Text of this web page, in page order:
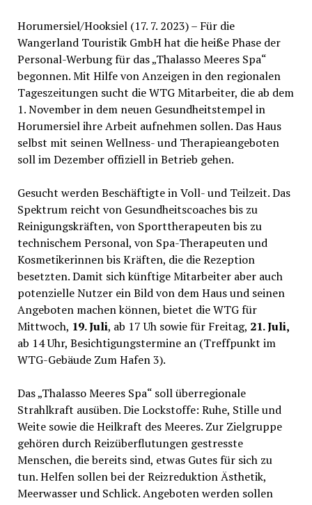
Horumersiel/Hooksiel (17. 7. 2023) – Für die
Wangerland Touristik GmbH hat die heiße Phase der
Personal-Werbung für das „Thalasso Meeres Spa“
begonnen. Mit Hilfe von Anzeigen in den regionalen
Tageszeitungen sucht die WTG Mitarbeiter, die ab dem
1. November in dem neuen Gesundheitstempel in
Horumersiel ihre Arbeit aufnehmen sollen. Das Haus
selbst mit seinen Wellness- und Therapieangeboten
soll im Dezember offiziell in Betrieb gehen.
Gesucht werden Beschäftigte in Voll- und Teilzeit. Das
Spektrum reicht von Gesundheitscoaches bis zu
Reinigungskräften, von Sporttherapeuten bis zu
technischem Personal, von Spa-Therapeuten und
Kosmetikerinnen bis Kräften, die die Rezeption
besetzten. Damit sich künftige Mitarbeiter aber auch
potenzielle Nutzer ein Bild von dem Haus und seinen
Angeboten machen können, bietet die WTG für
Mittwoch, 19. Juli, ab 17 Uh sowie für Freitag, 21. Juli,
ab 14 Uhr, Besichtigungstermine an (Treffpunkt im
WTG-Gebäude Zum Hafen 3).
Das „Thalasso Meeres Spa“ soll überregionale
Strahlkraft ausüben. Die Lockstoffe: Ruhe, Stille und
Weite sowie die Heilkraft des Meeres. Zur Zielgruppe
gehören durch Reizüberflutungen gestresste
Menschen, die bereits sind, etwas Gutes für sich zu
tun. Helfen sollen bei der Reizreduktion Ästhetik,
Meerwasser und Schlick. Angeboten werden sollen